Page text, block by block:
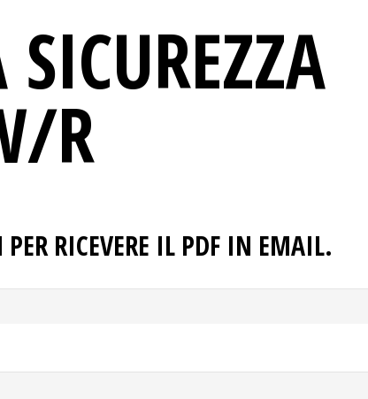
SICUREZZA
R
RICEVERE IL PDF IN EMAIL.